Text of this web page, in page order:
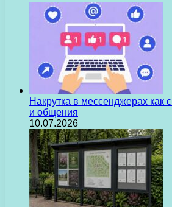
Накрутка в мессенджерах как
и общения
10.07.2026